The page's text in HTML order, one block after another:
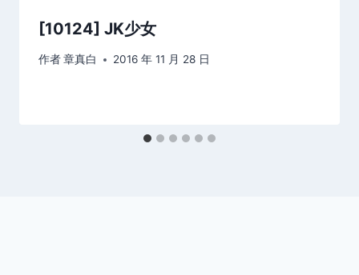
[10124] JK少女
作者章真白 2016 年 11 月 28 日